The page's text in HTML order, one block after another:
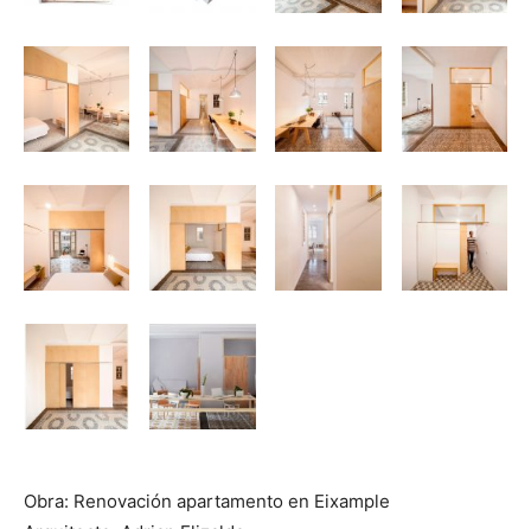
Obra: Renovación apartamento en Eixample